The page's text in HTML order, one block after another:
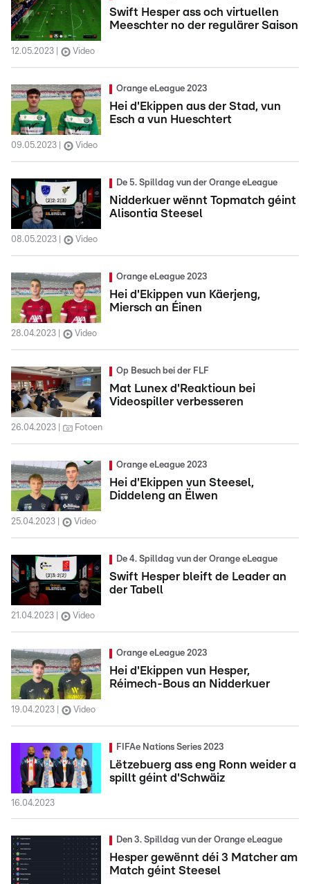
Swift Hesper ass och virtuellen
Meeschter no der regulärer Saison
12.05.2023 Video
Orange eLeague 2023
Hei d'Ekippen aus der Stad, vun
Esch a vun Hueschtert
09.05.2023 Video
De 5. Spilldag vun der Orange eLeague
Nidderkuer wënnt Topmatch géint
Alisontia Steesel
08.05.2023 Video
Orange eLeague 2023
Hei d'Ekippen vun Käerjeng,
Miersch an Éinen
28.04.2023 Video
Op Besuch bei der FLF
Mat Lunex d'Reaktioun bei
Videospiller verbesseren
26.04.2023 Fotoen
Orange eLeague 2023
Hei d'Ekippen vun Steesel,
Diddeleng an Ëlwen
25.04.2023 Video
De 4. Spilldag vun der Orange eLeague
Swift Hesper bleift de Leader an
der Tabell
21.04.2023 Video
Orange eLeague 2023
Hei d'Ekippen vun Hesper,
Réimech-Bous an Nidderkuer
19.04.2023 Video
FIFAe Nations Series 2023
Lëtzebuerg ass eng Ronn weider a
spillt géint d'Schwäiz
16.04.2023
Den 3. Spilldag vun der Orange eLeague
Hesper gewënnt déi 3 Matcher am
Match géint Steesel